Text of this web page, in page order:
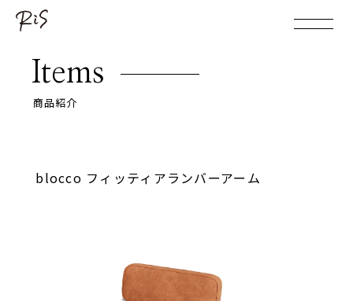
Items
商品紹介
blocco フィッティアランバーアーム